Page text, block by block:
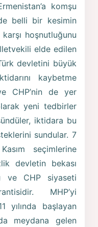
komşu
belli bir kesimin
hoşnutluğunu
elde edilen
devletini büyük
kaybetme
CHP’nin de yer
yeni tedbirler
iktidara bu
sundular. 7
seçimlerine
devletin bekası
ve CHP siyaseti
MHP’yi
yılında başlayan
meydana gelen